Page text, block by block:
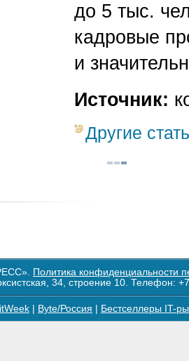
до 5 тыс.
кадровые
и
Источник:
Другие
Политика конфиденциальности
34, строение 10. Телефон:
itWeek Byte/Россия Бестселлеры IT-